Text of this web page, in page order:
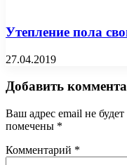
Утепление пола
27.04.2019
Добавить
Ваш адрес email не
помечены *
Комментарий *